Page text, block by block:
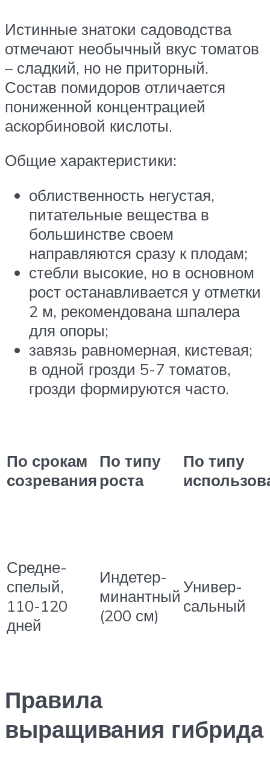
Истинные знатоки садоводства
отмечают необычный вкус томатов
– сладкий, но не приторный.
Состав помидоров отличается
пониженной концентрацией
аскорбиновой кислоты.
Общие характеристики:
облиственность негустая,
питательные вещества в
большинстве своем
направляются сразу к плодам;
стебли высокие, но в основном
рост останавливается у отметки
2 м, рекомендована шпалера
для опоры;
завязь равномерная, кистевая;
в одной грозди 5-7 томатов,
грозди формируются часто.
По срокам
созревания
По типу
роста
По типу
Средне-
спелый,
110-120
дней
Индетер-
минантный
(200 см)
Универ-
сальный
Правила
выращивания гибрида